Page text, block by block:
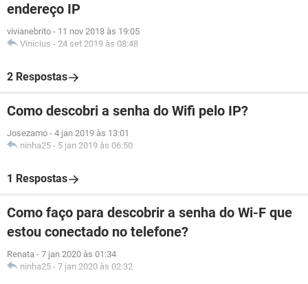
endereço IP
vivianebrito - 11 nov 2018 às 19:05
Vinicius - 24 set 2019 às 08:48
2 Respostas
Como descobri a senha do Wifi pelo IP?
Josezamo - 4 jan 2019 às 13:01
ninha25 - 5 jan 2019 às 06:50
1 Respostas
Como faço para descobrir a senha do Wi-F que
estou conectado no telefone?
Renata - 7 jan 2020 às 01:34
ninha25 - 7 jan 2020 às 02:32